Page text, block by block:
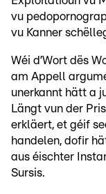
vu
vu Kanner
Wéi d’Wort dës
am Appell
unerkannt hätt a
Längt vun der
erkläert, et géif
handelen, dofir
aus éischter
Sursis.